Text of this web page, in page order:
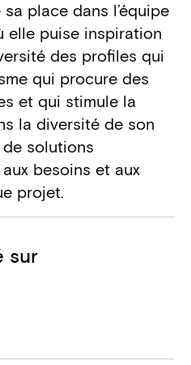
place dans l’équipe
elle puise inspiration
des profiles qui
qui procure des
et qui stimule la
la diversité de son
solutions
besoins et aux
projet.
sur